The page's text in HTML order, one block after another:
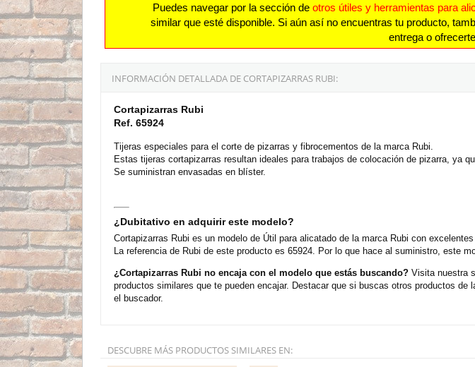
Puedes navegar por la sección de otros útiles y herramientas para
similar que esté disponible. Si aún así no encuentras tu producto,
entrega o
INFORMACIÓN DETALLADA DE CORTAPIZARRAS RUBI:
Cortapizarras Rubi
Ref. 65924
Tijeras especiales para el corte de pizarras y fibrocementos de la marca Rubi.
Estas tijeras cortapizarras resultan ideales para trabajos de colocación de pizarra, ya
Se suministran envasadas en blíster.
¿Dubitativo en adquirir este modelo?
Cortapizarras Rubi es un modelo de Útil para alicatado de la marca Rubi con
La referencia de Rubi de este producto es 65924. Por lo que hace al suministro, este
¿Cortapizarras Rubi no encaja con el modelo que estás buscando? Visita nuestra
productos similares que te pueden encajar. Destacar que si buscas otros productos
el buscador.
DESCUBRE MÁS PRODUCTOS SIMILARES EN: